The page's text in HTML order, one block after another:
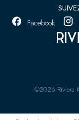
Facebook
©2026 Riviera